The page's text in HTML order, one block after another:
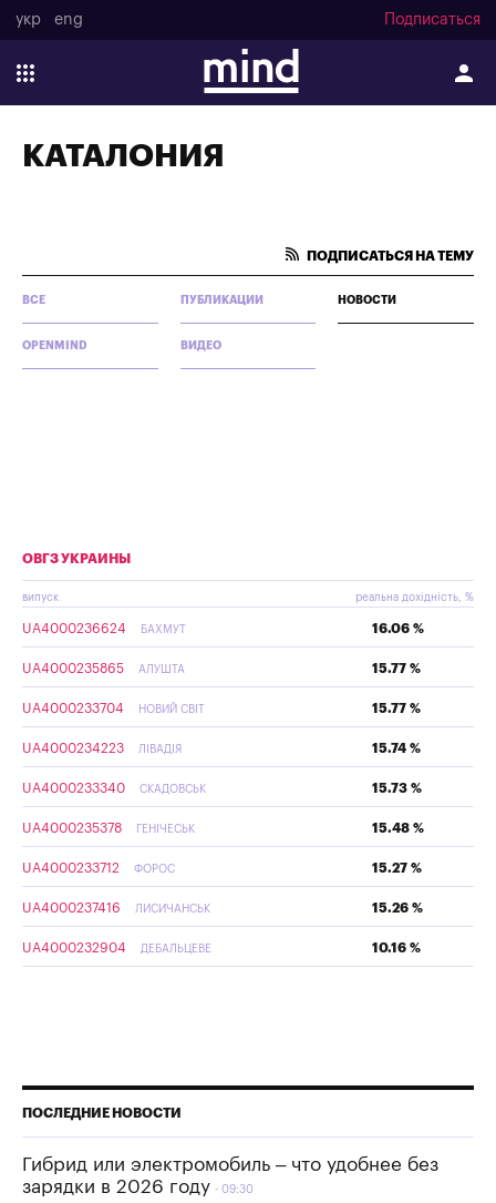
укр eng Подписаться
КАТАЛОНИЯ
ПОДПИСАТЬСЯ НА ТЕМУ
ВСЕ ПУБЛИКАЦИИ НОВОСТИ
OPENMIND ВИДЕО
ОВГЗ УКРАИНЫ
випуск реальна дохідність, %
UA4000236624 БАХМУТ 16.06 %
UA4000235865 АЛУШТА 15.77 %
UA4000233704 НОВИЙ СВІТ 15.77 %
UA4000234223 ЛІВАДІЯ 15.74 %
UA4000233340 СКАДОВСЬК 15.73 %
UA4000235378 ГЕНІЧЕСЬК 15.48 %
UA4000233712 ФОРОС 15.27 %
UA4000237416 ЛИСИЧАНСЬК 15.26 %
UA4000232904 ДЕБАЛЬЦЕВЕ 10.16 %
ПОСЛЕДНИЕ НОВОСТИ
Гибрид или электромобиль – что удобнее без
зарядки в 2026 году
09:30